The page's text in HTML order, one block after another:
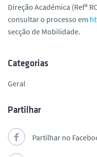
Direção Académica (Refª
consultar o processo em
secção de Mobilidade.
Categorias
Geral
Partilhar
Partilhar no